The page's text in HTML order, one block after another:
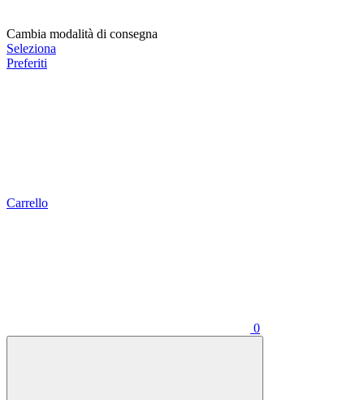
Cambia modalità di consegna
Seleziona
Preferiti
Carrello
0